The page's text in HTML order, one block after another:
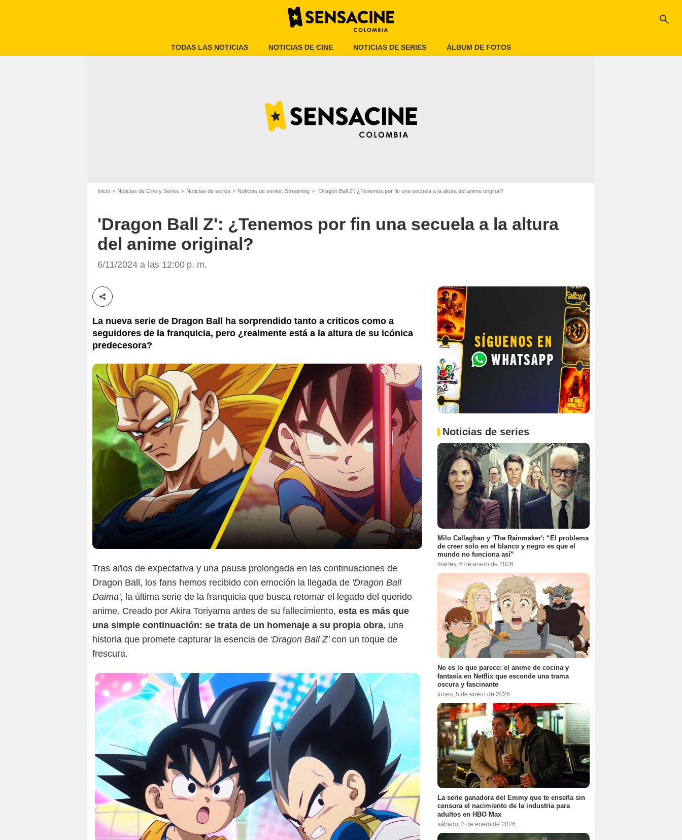
search
TODAS LAS NOTICIAS NOTICIAS DE CINE NOTICIAS DE SERIES ÁLBUM DE FOTOS
Inicio Noticias de Cine y Series Noticias de series Noticias de series: Streaming 'Dragon Ball Z': ¿Tenemos por fin una secuela a la altura del anime original?
'Dragon Ball Z': ¿Tenemos por fin una secuela a la altura
del anime original?
6/11/2024 a las 12:00 p. m.
Compartir esta noticia
La nueva serie de Dragon Ball ha sorprendido tanto a críticos como a
seguidores de la franquicia, pero ¿realmente está a la altura de su icónica
predecesora?
Tras años de expectativa y una pausa prolongada en las continuaciones de
Dragon Ball, los fans hemos recibido con emoción la llegada de 'Dragon Ball
Daima', la última serie de la franquicia que busca retomar el legado del querido
anime. Creado por Akira Toriyama antes de su fallecimiento, esta es más que
una simple continuación: se trata de un homenaje a su propia obra, una
historia que promete capturar la esencia de 'Dragon Ball Z'con un toque de
frescura.
Netflix
Noticias de series
Milo Callaghan y 'The Rainmaker': “El problema
de creer solo en el blanco y negro es que el
mundo no funciona así”
martes, 6 de enero de 2026
No es lo que parece: el anime de cocina y
fantasía en Netflix que esconde una trama
oscura y fascinante
lunes, 5 de enero de 2026
La serie ganadora del Emmy que te enseña sin
censura el nacimiento de la industria para
adultos en HBO Max
sábado, 3 de enero de 2026